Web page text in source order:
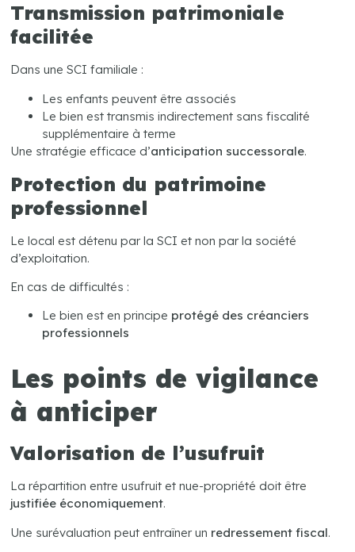
Transmission patrimoniale
facilitée
Dans une SCI familiale :
Les enfants peuvent être associés
Le bien est transmis indirectement sans fiscalité
supplémentaire à terme
Une stratégie efficace d’anticipation successorale.
Protection du patrimoine
professionnel
Le local est détenu par la SCI et non par la société
d’exploitation.
En cas de difficultés :
Le bien est en principe protégé des créanciers
professionnels
Les points de vigilance
à anticiper
Valorisation de l’usufruit
La répartition entre usufruit et nue-propriété doit être
justifiée économiquement.
Une surévaluation peut entraîner un redressement fiscal.